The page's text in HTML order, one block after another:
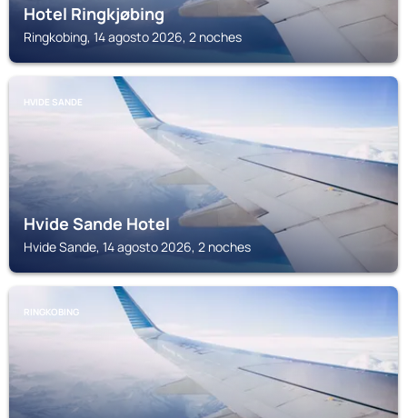
Hotel Ringkjøbing
Ringkobing, 14 agosto 2026, 2 noches
HVIDE SANDE
Hvide Sande Hotel
Hvide Sande, 14 agosto 2026, 2 noches
RINGKOBING